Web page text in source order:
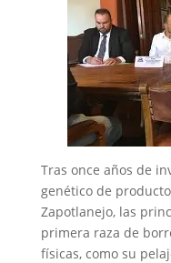
Tras once años de
genético de
Zapotlanejo, las
primera raza de
físicas, como su